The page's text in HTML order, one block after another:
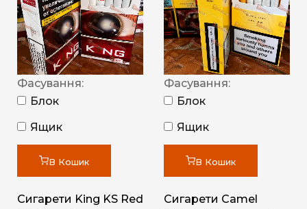
Фасування:
Блок
Ящик
В Кошик
Сигарети King KS Red
Фасування:
Блок
Ящик
В Кошик
Сигарети Camel